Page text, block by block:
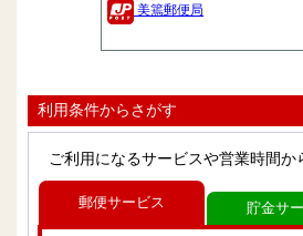
美篶郵便局
利用条件からさがす
ご利用になるサービスや営業時間か
郵便サービス 貯金サ